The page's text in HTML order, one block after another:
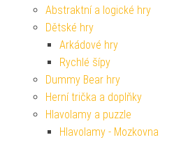
Abstraktní a logické hry
Dětské hry
Arkádové hry
Rychlé šípy
Dummy Bear hry
Herní trička a doplňky
Hlavolamy a puzzle
Hlavolamy - Mozkovna